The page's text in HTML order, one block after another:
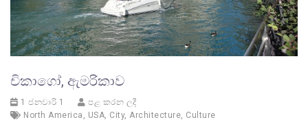
චිකාගෝ, ඇමරිකාව
1 ජනවාරි 1
පළ කරන ලදී
North America , USA, City, Architecture, Culture